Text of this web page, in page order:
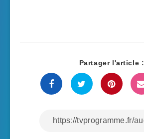
Partager l'article :